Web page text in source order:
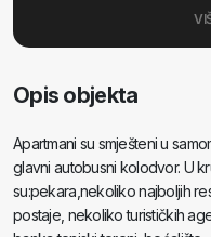
Opis objekta
Apartmani su smješteni u
glavni autobusni kolodvor. U
su:pekara,nekoliko najboljih
postaje, nekoliko turističkih